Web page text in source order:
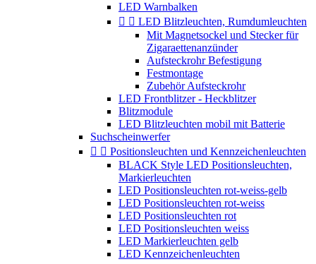
LED Warnbalken
  LED Blitzleuchten, Rumdumleuchten
Mit Magnetsockel und Stecker für
Zigaraettenanzünder
Aufsteckrohr Befestigung
Festmontage
Zubehör Aufsteckrohr
LED Frontblitzer - Heckblitzer
Blitzmodule
LED Blitzleuchten mobil mit Batterie
Suchscheinwerfer
  Positionsleuchten und Kennzeichenleuchten
BLACK Style LED Positionsleuchten,
Markierleuchten
LED Positionsleuchten rot-weiss-gelb
LED Positionsleuchten rot-weiss
LED Positionsleuchten rot
LED Positionsleuchten weiss
LED Markierleuchten gelb
LED Kennzeichenleuchten